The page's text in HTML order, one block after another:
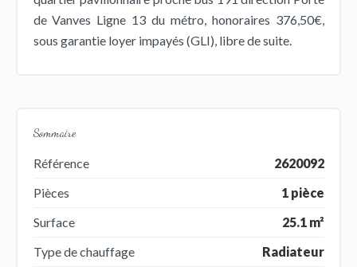
de Vanves Ligne 13 du métro, honoraires 376,50€,
sous garantie loyer impayés (GLI), libre de suite.
Sommaire
Référence
2620092
Pièces
1 pièce
Surface
25.1 m²
Type de chauffage
Radiateur